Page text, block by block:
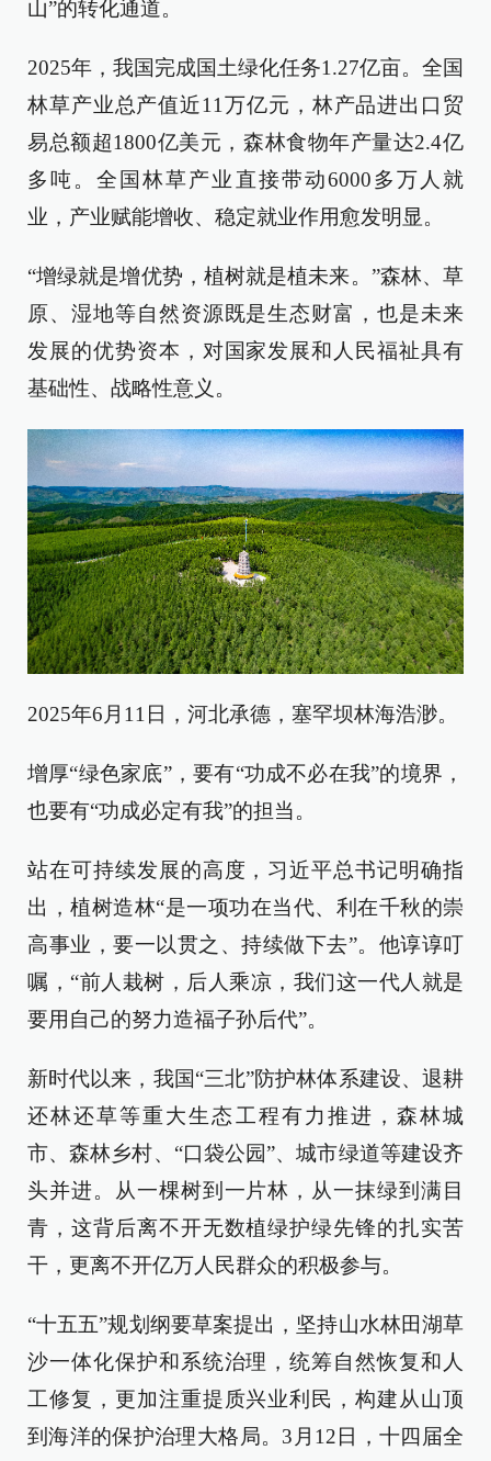
山”的转化通道。
2025年，我国完成国土绿化任务1.27亿亩。全国
林草产业总产值近11万亿元，林产品进出口贸
易总额超1800亿美元，森林食物年产量达2.4亿
多吨。全国林草产业直接带动6000多万人就
业，产业赋能增收、稳定就业作用愈发明显。
“增绿就是增优势，植树就是植未来。”森林、草
原、湿地等自然资源既是生态财富，也是未来
发展的优势资本，对国家发展和人民福祉具有
基础性、战略性意义。
2025年6月11日，河北承德，塞罕坝林海浩渺。
增厚“绿色家底”，要有“功成不必在我”的境界，
也要有“功成必定有我”的担当。
站在可持续发展的高度，习近平总书记明确指
出，植树造林“是一项功在当代、利在千秋的崇
高事业，要一以贯之、持续做下去”。他谆谆叮
嘱，“前人栽树，后人乘凉，我们这一代人就是
要用自己的努力造福子孙后代”。
新时代以来，我国“三北”防护林体系建设、退耕
还林还草等重大生态工程有力推进，森林城
市、森林乡村、“口袋公园”、城市绿道等建设齐
头并进。从一棵树到一片林，从一抹绿到满目
青，这背后离不开无数植绿护绿先锋的扎实苦
干，更离不开亿万人民群众的积极参与。
“十五五”规划纲要草案提出，坚持山水林田湖草
沙一体化保护和系统治理，统筹自然恢复和人
工修复，更加注重提质兴业利民，构建从山顶
到海洋的保护治理大格局。3月12日，十四届全